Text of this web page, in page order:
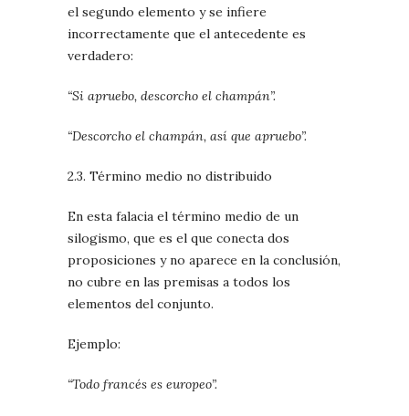
el segundo elemento y se infiere
incorrectamente que el antecedente es
verdadero:
“Si apruebo, descorcho el champán”.
“Descorcho el champán, así que apruebo”.
2.3. Término medio no distribuido
En esta falacia el término medio de un
silogismo, que es el que conecta dos
proposiciones y no aparece en la conclusión,
no cubre en las premisas a todos los
elementos del conjunto.
Ejemplo:
“Todo francés es europeo”.